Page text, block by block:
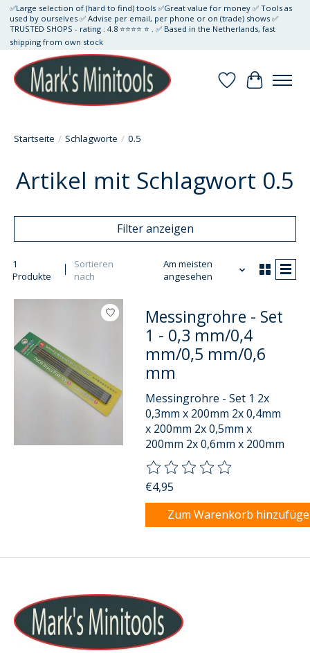
✅Large selection of (hard to find) tools ✅Great value for money ✅ Tools as
used by ourselves ✅ Advise per email, per phone or on (trade) shows ✅
TRUSTED SHOPS - rating : 4.8 ⭐⭐⭐⭐ ⭐ . ✅ Based in the Netherlands, fast
shipping from own stock
Wunschzettel
Ihr
Startseite / Schlagworte / 0.5
Artikel mit Schlagwort 0.5
Filter anzeigen
1
Produkte
Sortieren
nach
Am meisten
angesehen
Messingrohre - Set
1 - 0,3 mm/0,4
mm/0,5 mm/0,6
mm
Messingrohre - Set 1 2x
0,3mm x 200mm 2x 0,4mm
x 200mm 2x 0,5mm x
200mm 2x 0,6mm x 200mm
Die Bewertung dieses
€4,95
Zum Warenkorb